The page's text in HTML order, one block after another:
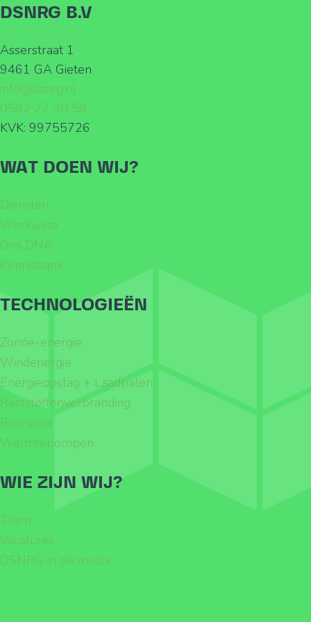
DSNRG B.V
Asserstraat 1
9461 GA Gieten
info@dsnrg.nl
0592 27 30 59
KVK: 99755726
WAT DOEN WIJ?
Diensten
Werkwijze
Ons DNA
Kennisbank
TECHNOLOGIEËN
Zonne-energie
Windenergie
Energieopslag + Laadpalen
Reststoffenverbranding
Biomassa
Warmtepompen
WIE ZIJN WIJ?
Team
Vacatures
DSNRG in de media